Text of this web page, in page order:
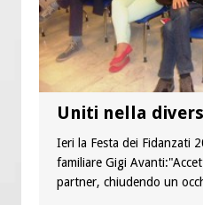
Uniti nella
Ieri la Festa dei Fidanzati
familiare Gigi
partner, chiudendo un